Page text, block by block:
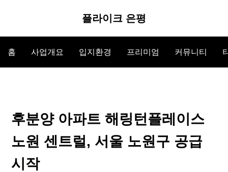
플라이크 은평
홈 사업개요 입지환경 프리미엄 커뮤니티
후분양 아파트 해링턴플레이스
노원 센트럴, 서울 노원구 공급
시작